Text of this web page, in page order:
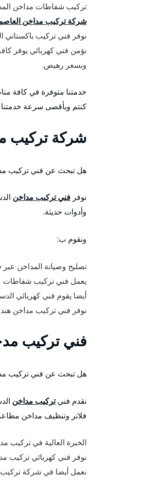
تركيب شفاطات مداخن
شركة تركيب مداخن
نوفر فني تركيب
نؤمن فني كهربائي يوفر
وبسعر رهيص.
خدمتنا متوفرة في كافة
كنتم وبأقصى سرعة خدمتنا متاحة على مدار 24 ساعة
شركة تركيب
هل تبحث عن فني تركيب
نوفر فني تركيب مداخن
وأدوات حديثة.
ونقوم ب:
تصليح وصيانة المداخن
يعمل فني تركيب شفاطات
أيضا يقوم فني كهربائي
نوفر فني تركيب مداخن
فني تركيب
هل تبحث عن فني تركيب
نقدم فنيتركيب مداخن
فلاتر وتنظيف مداخن
الخبرة العالية في تركيب
نوفر فني كهربائي تركيب
نعمل أيضا في شركة